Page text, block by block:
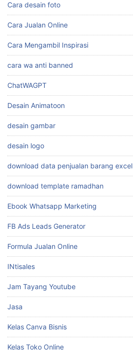
Cara desain foto
Cara Jualan Online
Cara Mengambil Inspirasi
cara wa anti banned
ChatWAGPT
Desain Animatoon
desain gambar
desain logo
download data penjualan barang excel
download template ramadhan
Ebook Whatsapp Marketing
FB Ads Leads Generator
Formula Jualan Online
INtisales
Jam Tayang Youtube
Jasa
Kelas Canva Bisnis
Kelas Toko Online